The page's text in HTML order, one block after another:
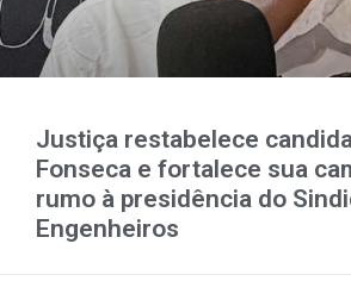
Justiça restabelece
Fonseca e fortalece sua
rumo à presidência do
Engenheiros